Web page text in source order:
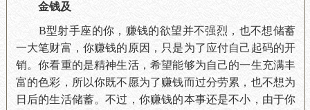
金钱及
B型射手座的你，赚钱的欲望并不强烈，也不想储蓄
一大笔财富，你赚钱的原因，只是为了应付自己起码的开
销。你看重的是精神生活，希望能够为自己的一生充满丰
富的色彩，所以你既不愿为了赚钱而过分劳累，也不想为
日后的生活储蓄。不过，你赚钱的本事还是不小，由于你